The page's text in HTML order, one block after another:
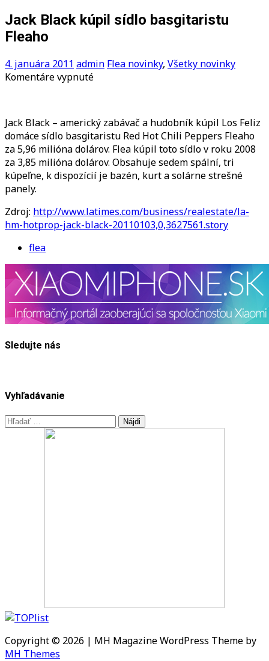
Jack Black kúpil sídlo basgitaristu
Fleaho
4. januára 2011 admin Flea novinky, Všetky novinky
Komentáre vypnuténa
kúpil
sídlo
basgitaristu
Fleaho
Jack Black – americký zabávač a hudobník kúpil Los Feliz
domáce sídlo basgitaristu Red Hot Chili Peppers Fleaho
za 5,96 milióna dolárov. Flea kúpil toto sídlo v roku 2008
za 3,85 milióna dolárov. Obsahuje sedem spální, tri
kúpeľne, k dispozícií je bazén, kurt a solárne strešné
panely.
Zdroj: http://www.latimes.com/business/realestate/la-
hm-hotprop-jack-black-20110103,0,3627561.story
flea
Sledujte nás
Vyhľadávanie
Hľadať:
Copyright © 2026 | MH Magazine WordPress Theme by
MH Themes